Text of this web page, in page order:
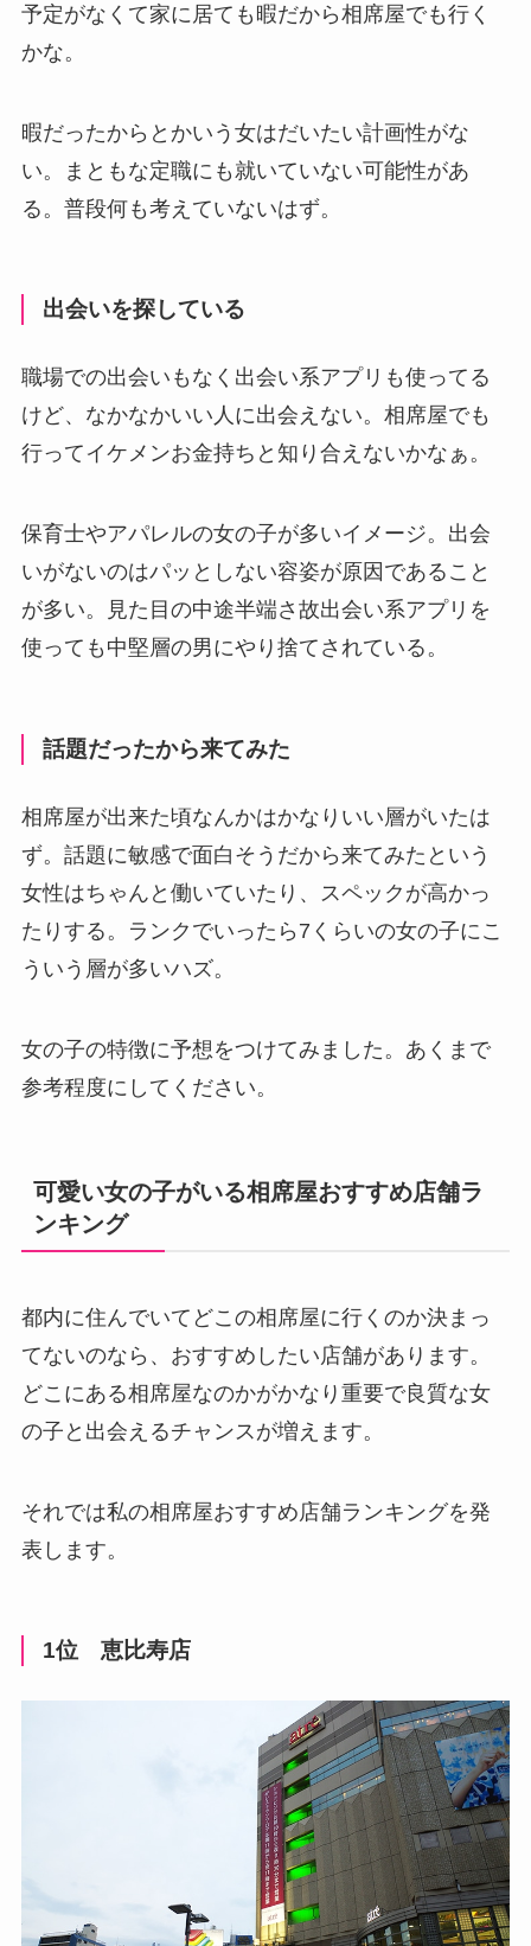
予定がなくて家に居ても暇だから相席屋でも行く
かな。
暇だったからとかいう女はだいたい計画性がな
い。まともな定職にも就いていない可能性があ
る。普段何も考えていないはず。
出会いを探している
職場での出会いもなく出会い系アプリも使ってる
けど、なかなかいい人に出会えない。相席屋でも
行ってイケメンお金持ちと知り合えないかなぁ。
保育士やアパレルの女の子が多いイメージ。出会
いがないのはパッとしない容姿が原因であること
が多い。見た目の中途半端さ故出会い系アプリを
使っても中堅層の男にやり捨てされている。
話題だったから来てみた
相席屋が出来た頃なんかはかなりいい層がいたは
ず。話題に敏感で面白そうだから来てみたという
女性はちゃんと働いていたり、スペックが高かっ
たりする。ランクでいったら7くらいの女の子にこ
ういう層が多いハズ。
女の子の特徴に予想をつけてみました。あくまで
参考程度にしてください。
可愛い女の子がいる相席屋おすすめ店舗ラ
ンキング
都内に住んでいてどこの相席屋に行くのか決まっ
てないのなら、おすすめしたい店舗があります。
どこにある相席屋なのかがかなり重要で良質な女
の子と出会えるチャンスが増えます。
それでは私の相席屋おすすめ店舗ランキングを発
表します。
1位 恵比寿店